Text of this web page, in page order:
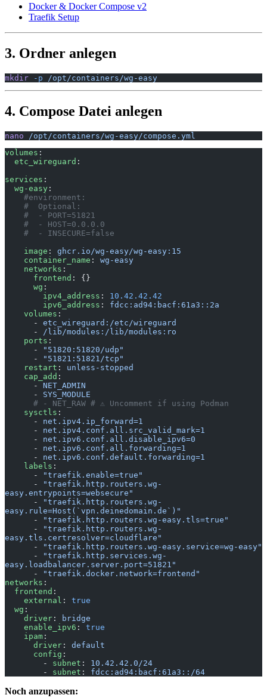
Docker & Docker Compose v2
Traefik Setup
3. Ordner anlegen
mkdir -p /opt/containers/wg-easy
4. Compose Datei anlegen
nano /opt/containers/wg-easy/compose.yml
volumes :
  etc_wireguard
:
services :
  wg-easy
:
    #environment:
    #  Optional:
    #  - PORT=51821
    #  - HOST=0.0.0.0
    #  - INSECURE=false
    image
: ghcr.io/wg-easy/wg-easy:15
    container_name
: wg-easy
    networks
:
      frontend
: {}
      wg
:
        ipv4_address
: 10.42.42.42
        ipv6_address
: fdcc:ad94:bacf:61a3::2a
    volumes
:
      -
etc_wireguard:/etc/wireguard
      -
/lib/modules:/lib/modules:ro
    ports
:
      -
"51820:51820/udp"
      -
"51821:51821/tcp"
    restart
: unless-stopped
    cap_add
:
      -
NET_ADMIN
      -
SYS_MODULE
      # - NET_RAW # ⚠️ Uncomment if using Podman
    sysctls
:
      -
net.ipv4.ip_forward=1
      -
net.ipv4.conf.all.src_valid_mark=1
      -
net.ipv6.conf.all.disable_ipv6=0
      -
net.ipv6.conf.all.forwarding=1
      -
net.ipv6.conf.default.forwarding=1
    labels
:
      -
"traefik.enable=true"
      -
"traefik.http.routers.wg-
easy.entrypoints=websecure"
      -
"traefik.http.routers.wg-
easy.rule=Host(`vpn.deinedomain.de`)"
      -
"traefik.http.routers.wg-easy.tls=true"
      -
"traefik.http.routers.wg-
easy.tls.certresolver=cloudflare"
      -
"traefik.http.routers.wg-easy.service=wg-easy"
      -
"traefik.http.services.wg-
easy.loadbalancer.server.port=51821"
      -
"traefik.docker.network=frontend"
networks :
  frontend
:
    external
: true
  wg
:
    driver
:
bridge
    enable_ipv6
: true
    ipam
:
      driver
: default
      config
:
        -
subnet : 10.42.42.0/24
        -
subnet : fdcc:ad94:bacf:61a3::/64
Noch anzupassen: